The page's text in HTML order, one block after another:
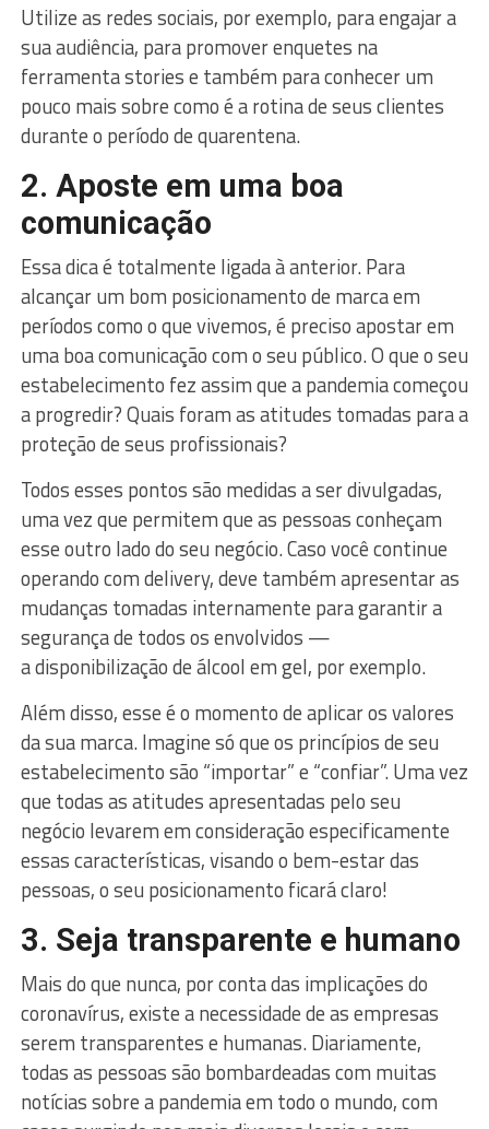
Utilize as redes sociais, por exemplo, para engajar a
sua audiência, para promover enquetes na
ferramenta stories e também para conhecer um
pouco mais sobre como é a rotina de seus clientes
durante o período de quarentena.
2. Aposte em uma boa
comunicação
Essa dica é totalmente ligada à anterior. Para
alcançar um bom posicionamento de marca em
períodos como o que vivemos, é preciso apostar em
uma boa comunicação com o seu público. O que o seu
estabelecimento fez assim que a pandemia começou
a progredir? Quais foram as atitudes tomadas para a
proteção de seus profissionais?
Todos esses pontos são medidas a ser divulgadas,
uma vez que permitem que as pessoas conheçam
esse outro lado do seu negócio. Caso você continue
operando com delivery, deve também apresentar as
mudanças tomadas internamente para garantir a
segurança de todos os envolvidos —
a disponibilização de álcool em gel, por exemplo.
Além disso, esse é o momento de aplicar os valores
da sua marca. Imagine só que os princípios de seu
estabelecimento são “importar” e “confiar”. Uma vez
que todas as atitudes apresentadas pelo seu
negócio levarem em consideração especificamente
essas características, visando o bem-estar das
pessoas, o seu posicionamento ficará claro!
3. Seja transparente e humano
Mais do que nunca, por conta das implicações do
coronavírus, existe a necessidade de as empresas
serem transparentes e humanas. Diariamente,
todas as pessoas são bombardeadas com muitas
notícias sobre a pandemia em todo o mundo, com